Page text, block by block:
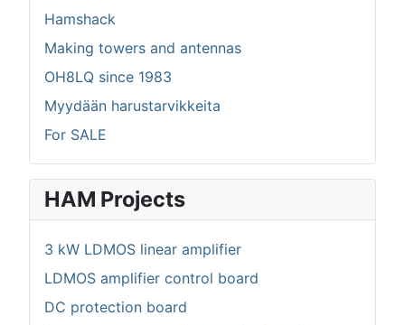
Hamshack
Making towers and antennas
OH8LQ since 1983
Myydään harustarvikkeita
For SALE
HAM Projects
3 kW LDMOS linear amplifier
LDMOS amplifier control board
DC protection board